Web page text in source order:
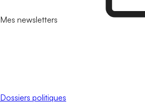
Mes newsletters
Dossiers politiques